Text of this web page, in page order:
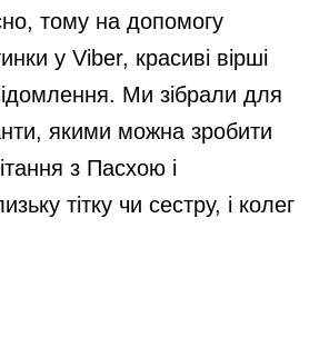
тому на допомогу
у Viber, красиві вірші
Ми зібрали для
якими можна зробити
з Пасхою і
тітку чи сестру, і колег